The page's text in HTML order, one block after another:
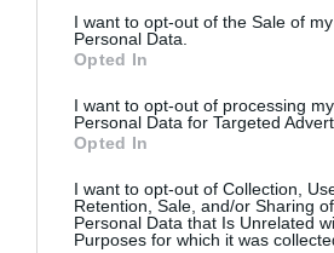
consent section.
I want to opt-out of the Sale of my
Personal Data.
Opted In
I want to opt-out of processing my
Personal Data for Targeted
Opted In
I want to opt-out of Collection,
Retention, Sale, and/or Sharing
Personal Data that Is Unrelated
Purposes for which it was
Εύβοια: Γυναίκα έπεσε θύμα
διαδικτυακής απάτης – Πλήρωσε
για τρακτέρ που δεν παρέλαβε
Τραγωδία στην Εύβοια: Άνδρας
του από τη θάλασσα
07.08.2026 | 20:57